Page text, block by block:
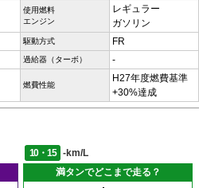
使用燃料
エンジン
レギュラー
ガソリン
駆動方式 FR
過給器（ターボ） -
燃費性能
H27年度燃費基準
+30%達成
10・15
-km/L
満タンでどこまで走る？